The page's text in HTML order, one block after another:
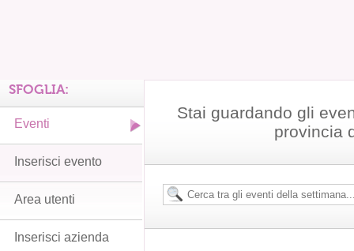
Stai guardando gli
provincia
SFOGLIA:
Eventi
Inserisci evento
Area utenti
Inserisci azienda